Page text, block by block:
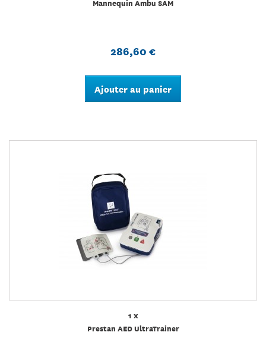
Mannequin Ambu SAM
286,60 €
Ajouter au panier
1 x
Prestan AED UltraTrainer